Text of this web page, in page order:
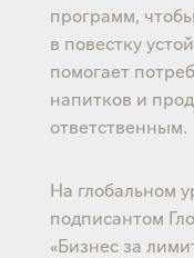
программ,
в повестку
помогает
напитков и
ответственным.
На глобальном
подписантом
«Бизнес за